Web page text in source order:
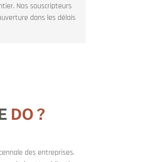
Nos souscripteurs
dans les délais
DO ?
des entreprises.